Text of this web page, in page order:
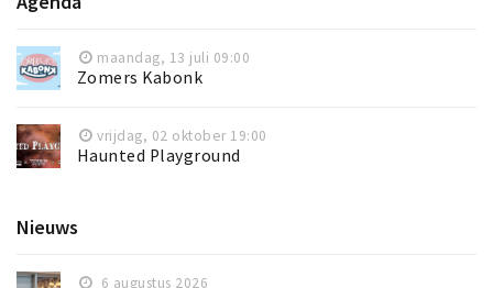
maandag, 13 juli 09:00
Zomers Kabonk
vrijdag, 02 oktober 19:00
Haunted Playground
Nieuws
6 augustus 2026